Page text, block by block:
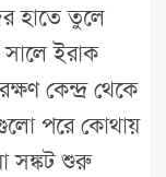
হাতে তুলে
ইরাক
কেন্দ্র থেকে
পরে কোথায়
সঙ্কট শুরু